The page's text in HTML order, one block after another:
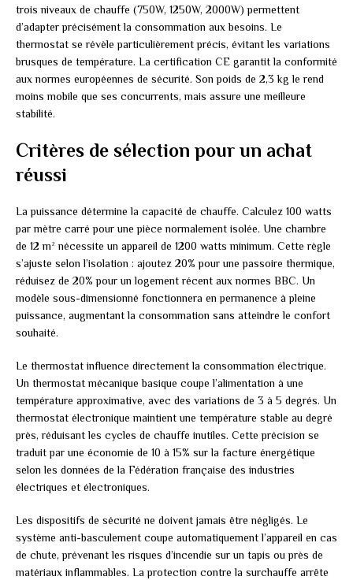
trois niveaux de chauffe (750W, 1250W, 2000W) permettent
d’adapter précisément la consommation aux besoins. Le
thermostat se révèle particulièrement précis, évitant les variations
brusques de température. La certification CE garantit la conformité
aux normes européennes de sécurité. Son poids de 2,3 kg le rend
moins mobile que ses concurrents, mais assure une meilleure
stabilité.
Critères de sélection pour un achat
réussi
La puissance détermine la capacité de chauffe. Calculez 100 watts
par mètre carré pour une pièce normalement isolée. Une chambre
de 12 m² nécessite un appareil de 1200 watts minimum. Cette règle
s’ajuste selon l’isolation : ajoutez 20% pour une passoire thermique,
réduisez de 20% pour un logement récent aux normes BBC. Un
modèle sous-dimensionné fonctionnera en permanence à pleine
puissance, augmentant la consommation sans atteindre le confort
souhaité.
Le thermostat influence directement la consommation électrique.
Un thermostat mécanique basique coupe l’alimentation à une
température approximative, avec des variations de 3 à 5 degrés. Un
thermostat électronique maintient une température stable au degré
près, réduisant les cycles de chauffe inutiles. Cette précision se
traduit par une économie de 10 à 15% sur la facture énergétique
selon les données de la Fédération française des industries
électriques et électroniques.
Les dispositifs de sécurité ne doivent jamais être négligés. Le
système anti-basculement coupe automatiquement l’appareil en cas
de chute, prévenant les risques d’incendie sur un tapis ou près de
matériaux inflammables. La protection contre la surchauffe arrête